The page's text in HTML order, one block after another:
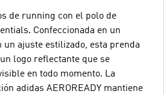
de running con el polo de
Confeccionada en un
ajuste estilizado, esta prenda
logo reflectante que se
en todo momento. La
adidas AEROREADY mantiene